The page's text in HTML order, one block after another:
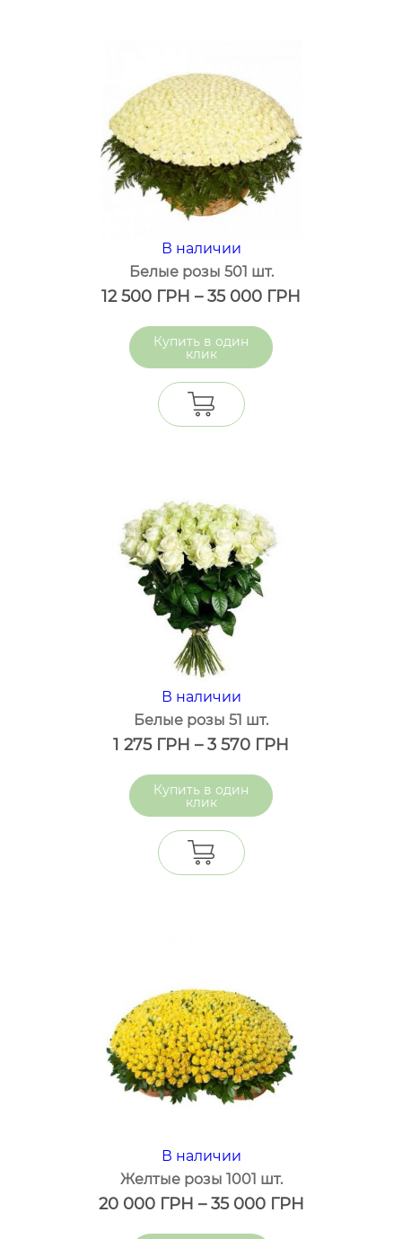
В наличии
Белые розы 501 шт.
12 500 ГРН –35 000 ГРН
один
клик
В наличии
Белые розы 51 шт.
1 275 ГРН –3 570 ГРН
один
клик
В наличии
Желтые розы 1001 шт.
20 000 ГРН –35 000 ГРН